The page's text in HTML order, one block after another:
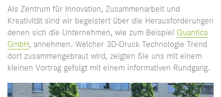
Als Zentrum für Innovation, Zusammenarbeit und
Kreativität sind wir begeistert über die Herausforderungen
denen sich die Unternehmen, wie zum Beispiel Quantica
GmbH, annehmen. Welcher 3D-Druck Technologie Trend
dort zusammengebraut wird, zeigten Sie uns mit einem
kleinen Vortrag gefolgt mit einem informativen Rundgang.